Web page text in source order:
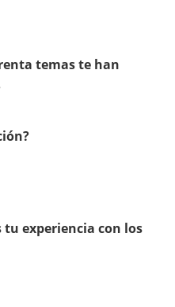
temas te han
experiencia con los